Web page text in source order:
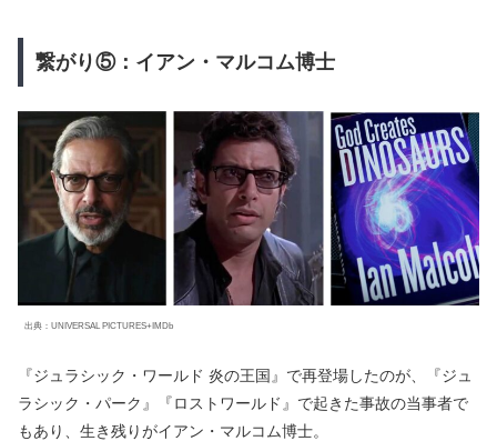
繋がり⑤：イアン・マルコム博士
出典：UNIVERSAL PICTURES+IMDb
『ジュラシック・ワールド 炎の王国』で再登場したのが、『ジュ
ラシック・パーク』『ロストワールド』で起きた事故の当事者で
もあり、生き残りがイアン・マルコム博士。